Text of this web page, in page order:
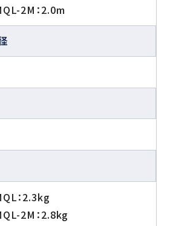
2M：2.0m
：2.3kg
2M：2.8kg